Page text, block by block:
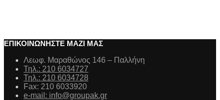
ΕΠΙΚΟΙΝΩΝΗΣΤΕ ΜΑΖΙ ΜΑΣ
Λεωφ. Μαραθώνος 146 – Παλλήνη
Τηλ.: 210 6034727
Τηλ.: 210 6034728
Fax: 210 6033920
e-mail: info@groupak.gr